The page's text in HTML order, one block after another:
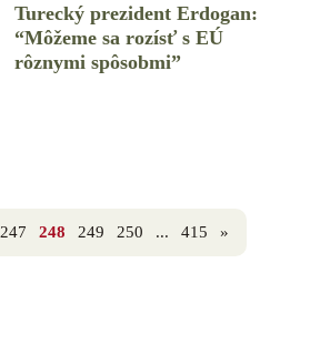
Turecký prezident Erdogan:
“Môžeme sa rozísť s EÚ
rôznymi spôsobmi”
247 248 249 250 ... 415 »